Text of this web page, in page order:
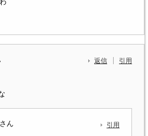
返信 引用
ん 引用